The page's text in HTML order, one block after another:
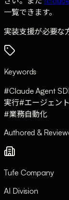
一覧できます。
実装支援が必要な
Keywords
#Claude Agent
実行#エージェン
#業務自動化
Authored &
Tufe Company
AI Division